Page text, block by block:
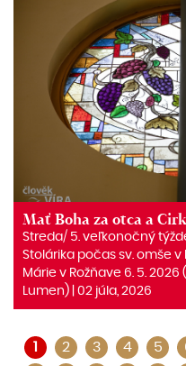
Mať Boha za otca a
Streda/ 5. veľkonočný
Stolárika počas sv. omše
Márie v Rožňave 6. 5.
Lumen) | 02 júla, 2026
1 2 3 4 5